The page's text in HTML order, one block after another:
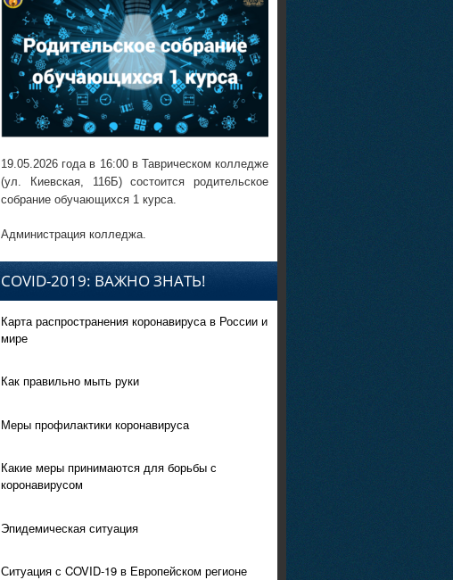
19.05.2026 года в 16:00 в Таврическом колледже
(ул. Киевская, 116Б) состоится родительское
собрание обучающихся 1 курса.
Администрация колледжа.
COVID-2019: ВАЖНО ЗНАТЬ!
Карта распространения коронавируса в России и
мире
Как правильно мыть руки
Меры профилактики коронавируса
Какие меры принимаются для борьбы с
коронавирусом
Эпидемическая ситуация
Ситуация с COVID-19 в Европейском регионе